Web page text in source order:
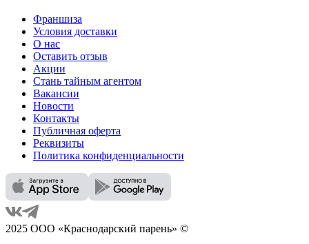
Франшиза
Условия доставки
О нас
Оставить отзыв
Акции
Стань тайным агентом
Вакансии
Новости
Контакты
Публичная оферта
Реквизиты
Политика конфиденциальности
2025 ООО «Краснодарский парень» ©